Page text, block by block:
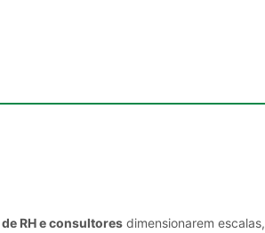
RH e consultores dimensionarem escalas,